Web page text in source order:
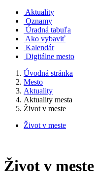
Aktuality
Oznamy
Úradná tabuľa
Ako vybaviť
Kalendár
Digitálne mesto
Úvodná stránka
Mesto
Aktuality
Aktuality mesta
Život v meste
Život v meste
Život v meste